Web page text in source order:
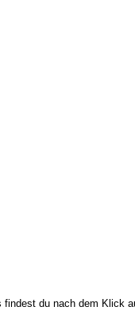
findest du nach dem Klick